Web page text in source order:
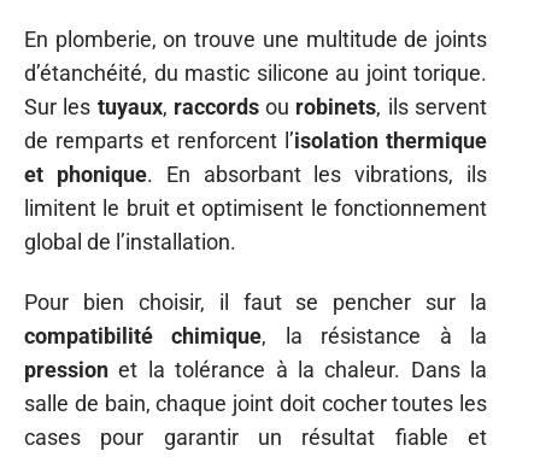
En plomberie, on trouve une multitude de joints
d’étanchéité, du mastic silicone au joint torique.
Sur les tuyaux, raccordsou robinets, ils servent
de remparts et renforcent l’isolation thermique
et phonique. En absorbant les vibrations, ils
limitent le bruit et optimisent le fonctionnement
global de l’installation.
Pour bien choisir, il faut se pencher sur la
compatibilité chimique, la résistance à la
pression et la tolérance à la chaleur. Dans la
salle de bain, chaque joint doit cocher toutes les
cases pour garantir un résultat fiable et